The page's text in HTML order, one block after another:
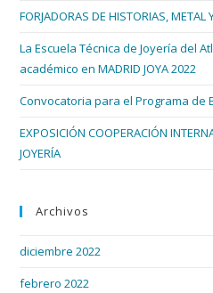
FORJADORAS DE HISTORIAS, METAL
La Escuela Técnica de Joyería del
académico en MADRID JOYA 2022
Convocatoria para el Programa de
EXPOSICIÓN COOPERACIÓN
JOYERÍA
Archivos
diciembre 2022
febrero 2022